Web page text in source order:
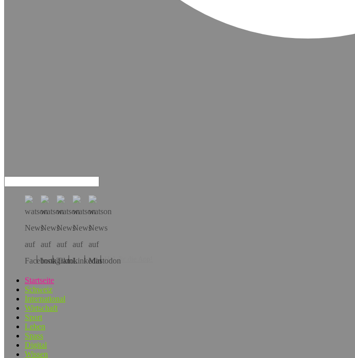
Hol dir die App!
Startseite
Schweiz
International
Wirtschaft
Sport
Leben
Spass
Digital
Wissen